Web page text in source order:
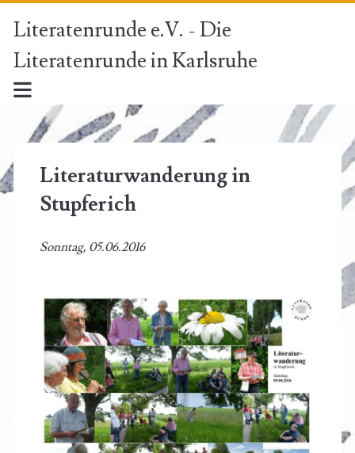
Literatenrunde e.V. - Die
Literatenrunde in Karlsruhe
Literaturwanderung in
Stupferich
Sonntag, 05.06.2016